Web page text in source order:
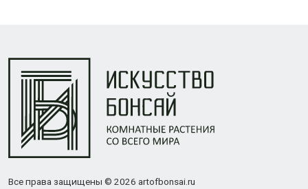
Все права защищены © 2026 artofbonsai.ru